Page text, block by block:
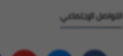
التواصل الإجتماعي